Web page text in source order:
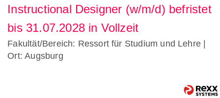
Instructional Designer (w/m/d) befristet
bis 31.07.2028 in Vollzeit
Fakultät/Bereich: Ressort für Studium und Lehre |
Ort: Augsburg